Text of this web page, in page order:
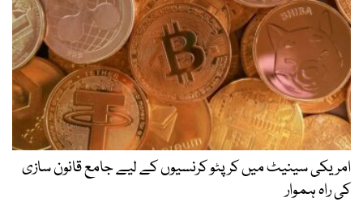
امریکی سینیٹ میں کرپٹو کرنسیوں کے لیے جامع قانون سازی
کی راہ ہموار